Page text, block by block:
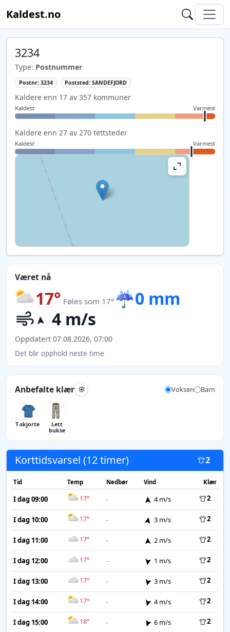
Kaldest.no
3234
Type: Postnummer
Postnr: 3234 Poststed: SANDEFJORD
Kaldere enn 17 av 357 kommuner
Kaldest Varmest
Kaldere enn 27 av 270 tettsteder
Kaldest Varmest
Været nå
17° Føles som 17° ☔0 mm
4 m/s
Oppdatert 07.08.2026, 07:00
Det blir opphold neste time
Anbefalte klær Voksen Barn
T-skjorte
Lett
bukse
Korttidsvarsel (12 timer) 2
Tid Temp Nedbør Vind Klær
I dag 09:00 17° - 4 m/s 2
I dag 10:00 17° - 3 m/s 2
I dag 11:00 17° - 2 m/s 2
I dag 12:00 17° - 1 m/s 2
I dag 13:00 17° - 3 m/s 2
I dag 14:00 17° - 4 m/s 2
I dag 15:00 18° - 6 m/s 2